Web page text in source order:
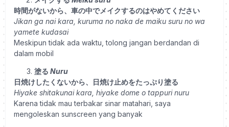
時間がないから、車の中でメイクするのはやめてください
Jikan ga nai kara, kuruma no naka de maiku suru no wa
yamete kudasai
Meskipun tidak ada waktu, tolong jangan berdandan di
dalam mobil
塗る Nuru
日焼けしたくないから、日焼け止めをたっぷり塗る
Hiyake shitakunai kara, hiyake dome o tappuri nuru
Karena tidak mau terbakar sinar matahari, saya
mengoleskan sunscreen yang banyak